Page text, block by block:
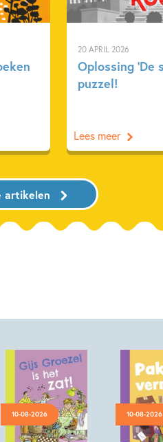
20 APRIL 2026
Oplossing ‘De
puzzel!
Lees meer
artikelen
10-08-2026 10-08-2026